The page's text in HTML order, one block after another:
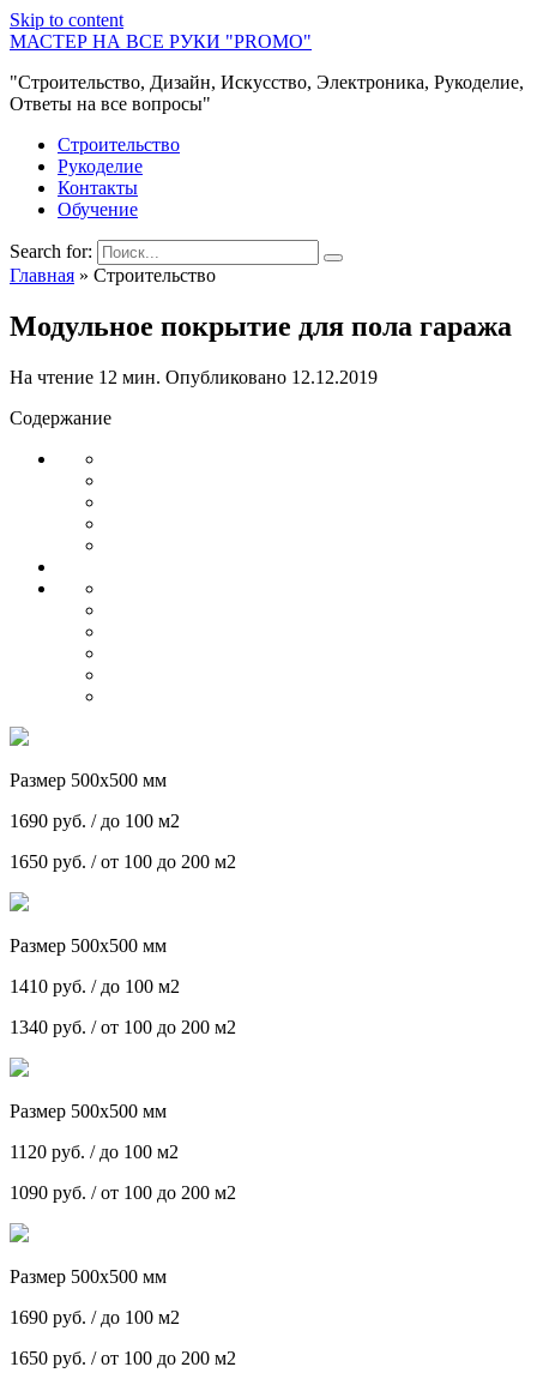
Skip to content
МАСТЕР НА ВСЕ РУКИ "PROMO"
"Строительство, Дизайн, Искусство, Электроника, Рукоделие,
Ответы на все вопросы"
Строительство
Рукоделие
Контакты
Обучение
Search for:
Главная » Строительство
Модульное покрытие для пола гаража
На чтение 12 мин. Опубликовано 12.12.2019
Содержание
Размер 500х500 мм
1690 руб. / до 100 м2
1650 руб. / от 100 до 200 м2
Размер 500х500 мм
1410 руб. / до 100 м2
1340 руб. / от 100 до 200 м2
Размер 500х500 мм
1120 руб. / до 100 м2
1090 руб. / от 100 до 200 м2
Размер 500х500 мм
1690 руб. / до 100 м2
1650 руб. / от 100 до 200 м2